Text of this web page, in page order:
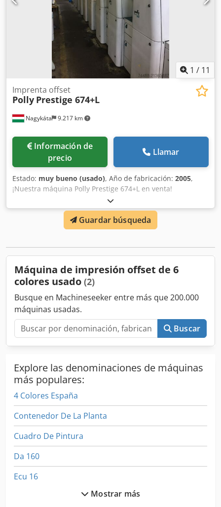
technotrans transportadores apilador Gammerler KL513/1
4x Amal AR60
1 / 11
Nagykáta 9.217 km
Imprenta offset
Polly Prestige 674+L
Información de
precio
Llamar
Estado: muy bueno (usado), Año de fabricación: 2005,
¡Nuestra máquina Polly Prestige 674+L en venta!
Características: Año de fabricación: 2005 6 cuerpos de
impresión y una unidad de barnizado Tamaño máximo del
papel: 520 x 740 (B2) Número de impresiones: 55 millones
Humidificación por alcohol Technotrans Entrega alta y
tinta, humidificación) Autoplate Lavadora (rodillos de tinta)
Techkon densito conectado a la mesa de control Sistema
CIP 4 Incluye troqueladora y dobladora de planchas La
máquina no ha estado en producción durante un año;
según mis pruebas, los cilindros de goma están al 60% de
su estado. Los cilindros no presentan daños. Es posible
hacer pruebas, pero ya no hay personal ni materiales
auxiliares para imprimir, por lo que solo es posible una
prueba de alimentación de papel. La máquina se
Guardar búsqueda
Máquina de impresión offset de 6
colores usado (2)
Busque en Machineseeker entre más que 200.000
máquinas usadas.
Buscar
Explore las denominaciones de máquinas
más populares:
4 Colores España
Contenedor De La Planta
Cuadro De Pintura
Da 160
Ecu 16
Mostrar más